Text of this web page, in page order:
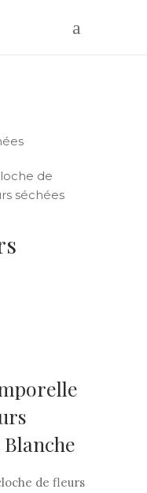
Blanche
de fleurs